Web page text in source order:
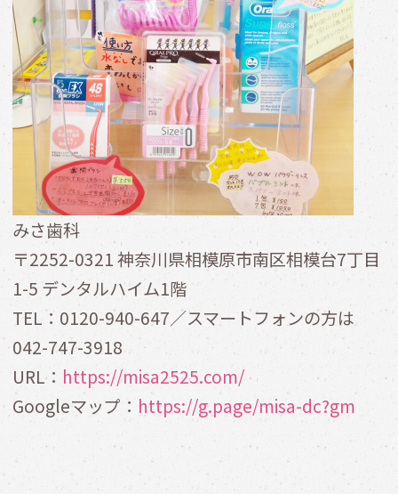
みさ歯科
〒2252-0321 神奈川県相模原市南区相模台7丁目
1-5 デンタルハイム1階
TEL：0120-940-647／スマートフォンの方は
042-747-3918
URL： https://misa2525.com/
Googleマップ： https://g.page/misa-dc?gm